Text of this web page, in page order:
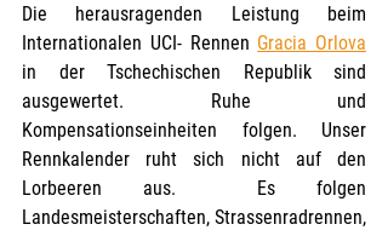
Die herausragenden Leistung beim
Internationalen UCI- Rennen Gracia Orlova
in der Tschechischen Republik sind
ausgewertet. Ruhe und
Kompensationseinheiten folgen. Unser
Rennkalender ruht sich nicht auf den
Lorbeeren aus.  Es folgen
Landesmeisterschaften, Strassenradrennen,